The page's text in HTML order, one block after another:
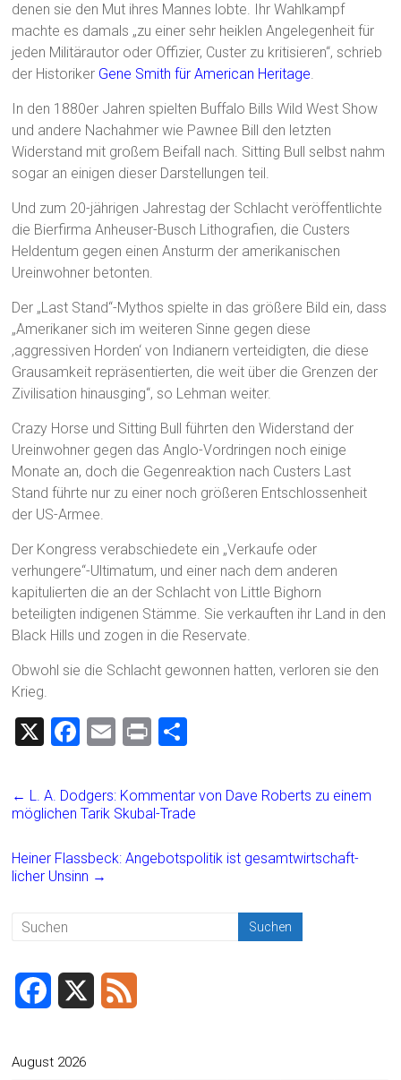
denen sie den Mut ihres Mannes lobte. Ihr Wahlkampf
machte es damals „zu einer sehr heiklen Angelegenheit für
jeden Militärautor oder Offizier, Custer zu kritisieren“, schrieb
der Historiker Gene Smith für American Heritage.
In den 1880er Jahren spielten Buffalo Bills Wild West Show
und andere Nachahmer wie Pawnee Bill den letzten
Widerstand mit großem Beifall nach. Sitting Bull selbst nahm
sogar an einigen dieser Darstellungen teil.
Und zum 20-jährigen Jahrestag der Schlacht veröffentlichte
die Bierfirma Anheuser-Busch Lithografien, die Custers
Heldentum gegen einen Ansturm der amerikanischen
Ureinwohner betonten.
Der „Last Stand“-Mythos spielte in das größere Bild ein, dass
„Amerikaner sich im weiteren Sinne gegen diese
‚aggressiven Horden‘ von Indianern verteidigten, die diese
Grausamkeit repräsentierten, die weit über die Grenzen der
Zivilisation hinausging“, so Lehman weiter.
Crazy Horse und Sitting Bull führten den Widerstand der
Ureinwohner gegen das Anglo-Vordringen noch einige
Monate an, doch die Gegenreaktion nach Custers Last
Stand führte nur zu einer noch größeren Entschlossenheit
der US-Armee.
Der Kongress verabschiedete ein „Verkaufe oder
verhungere“-Ultimatum, und einer nach dem anderen
kapitulierten die an der Schlacht von Little Bighorn
beteiligten indigenen Stämme. Sie verkauften ihr Land in den
Black Hills und zogen in die Reservate.
Obwohl sie die Schlacht gewonnen hatten, verloren sie den
Krieg.
X
F
ce
b
o
ok
E
ai
l
Pr
t
e
n
← L. A. Dodgers: Kommentar von Dave Roberts zu einem
möglichen Tarik Skubal-Trade
Heiner Flassbeck: Angebotspolitik ist gesamtwirtschaft-
licher Unsinn →
c
August 2026